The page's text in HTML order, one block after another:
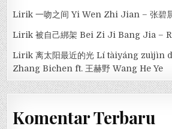
Lirik 一吻之间 Yi Wen Zhi Jian – 张碧
Lirik 被自己綁架 Bei Zi Ji Bang Jia –
Lirik 离太阳最近的光 Lí tàiyáng zuìjìn
Zhang Bichen ft. 王赫野 Wang He Ye
Komentar Terbaru